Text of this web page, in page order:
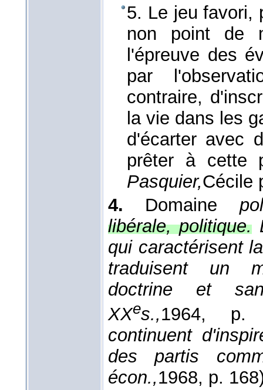
5. Le jeu favori,
non point de
l'épreuve des
par
contraire,
la vie dans les
d'écarter avec
prêter à cette
Pasquier,Cécile
4. Domaine
libérale, politique.
qui caractérisent
traduisent un
doctrine et
XXes.,1964, p.
continuent
des partis
écon.,1968, p.